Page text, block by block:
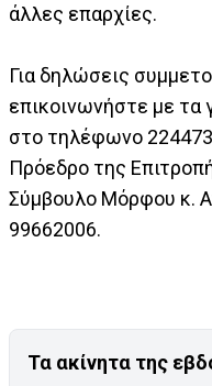
άλλες επαρχίες.
Για δηλώσεις
επικοινωνήστε με
στο τηλέφωνο
Πρόεδρο της
Σύμβουλο Μόρφου κ.
99662006.
Τα ακίνητα της